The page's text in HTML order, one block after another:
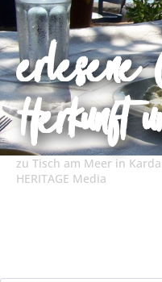
zu Tisch am Meer in
HERITAGE Media
erlesene
Herkunft